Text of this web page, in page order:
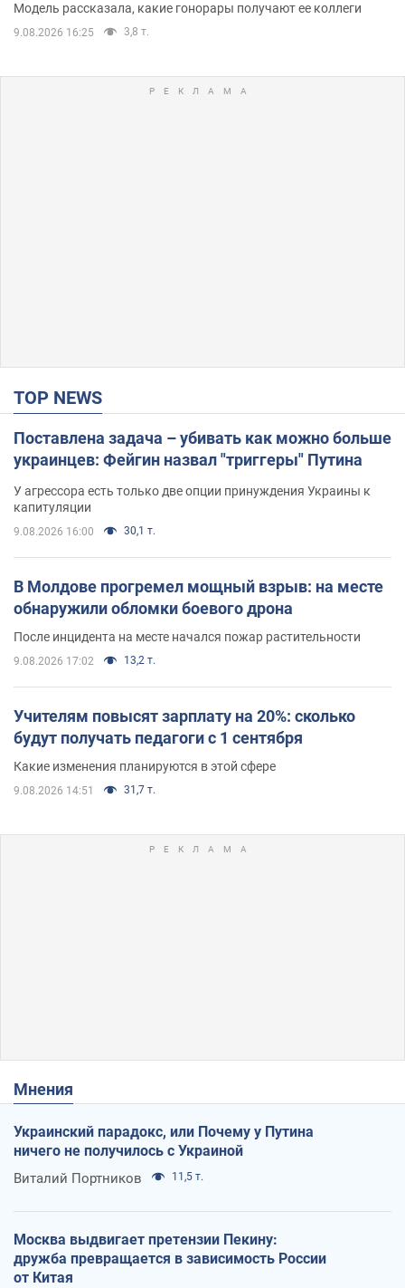
Модель рассказала, какие гонорары получают ее коллеги
9.08.2026 16:25 3,8 т.
TOP NEWS
Поставлена задача – убивать как можно больше
украинцев: Фейгин назвал "триггеры" Путина
У агрессора есть только две опции принуждения Украины к
капитуляции
9.08.2026 16:00 30,1 т.
В Молдове прогремел мощный взрыв: на месте
обнаружили обломки боевого дрона
После инцидента на месте начался пожар растительности
9.08.2026 17:02 13,2 т.
Учителям повысят зарплату на 20%: сколько
будут получать педагоги с 1 сентября
Какие изменения планируются в этой сфере
9.08.2026 14:51 31,7 т.
Мнения
Украинский парадокс, или Почему у Путина
ничего не получилось с Украиной
Виталий Портников 11,5 т.
Москва выдвигает претензии Пекину:
дружба превращается в зависимость России
от Китая